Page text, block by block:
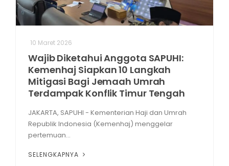
10 Maret 2026
Wajib Diketahui Anggota SAPUHI:
Kemenhaj Siapkan 10 Langkah
Mitigasi Bagi Jemaah Umrah
Terdampak Konflik Timur Tengah
JAKARTA, SAPUHI - Kementerian Haji dan Umrah
Republik Indonesia (Kemenhaj) menggelar
pertemuan...
SELENGKAPNYA